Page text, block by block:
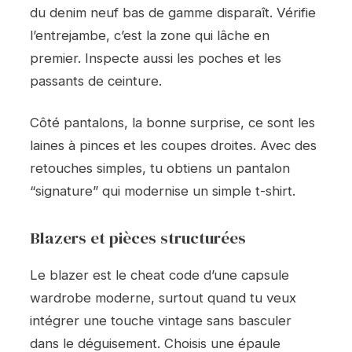
du denim neuf bas de gamme disparaît. Vérifie
l’entrejambe, c’est la zone qui lâche en
premier. Inspecte aussi les poches et les
passants de ceinture.
Côté pantalons, la bonne surprise, ce sont les
laines à pinces et les coupes droites. Avec des
retouches simples, tu obtiens un pantalon
“signature” qui modernise un simple t-shirt.
Blazers et pièces structurées
Le blazer est le cheat code d’une capsule
wardrobe moderne, surtout quand tu veux
intégrer une touche vintage sans basculer
dans le déguisement. Choisis une épaule